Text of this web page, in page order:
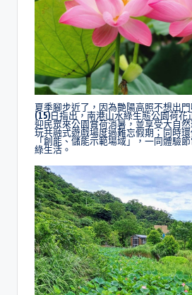
夏季腳步近了，因為艷陽高照不想出
(15)日指出，南港山水綠生態公園荷
迎民眾來公園賞荷消暑，並享受大自
玩共融式遊戲場度過難忘假期；同時
「創能、儲能示範場域」，一同體驗
綠生活。